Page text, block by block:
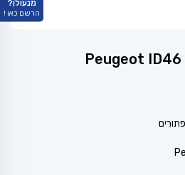
מנעולן?
הרשם כאן !